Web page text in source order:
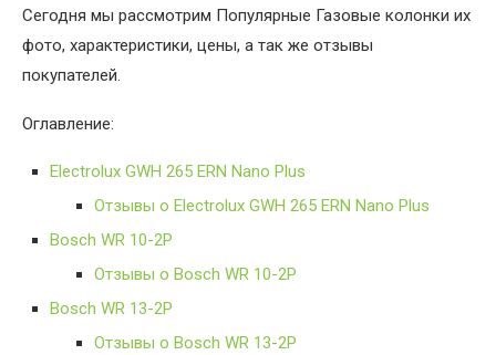
Сегодня мы рассмотрим Популярные Газовые колонки их
фото, характеристики, цены, а так же отзывы
покупателей.
Оглавление:
Electrolux GWH 265 ERN Nano Plus
Отзывы о Electrolux GWH 265 ERN Nano Plus
Bosch WR 10-2P
Отзывы о Bosch WR 10-2P
Bosch WR 13-2P
Отзывы о Bosch WR 13-2P